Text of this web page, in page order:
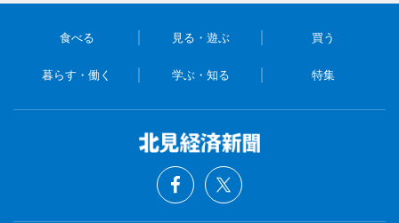
食べる 見る・遊ぶ 買う
暮らす・働く 学ぶ・知る 特集